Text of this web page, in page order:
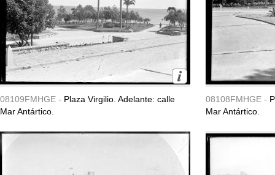
08109FMHGE - Plaza Virgilio. Adelante: calle
Mar Antártico.
08108FMHGE -
Mar Antártico.